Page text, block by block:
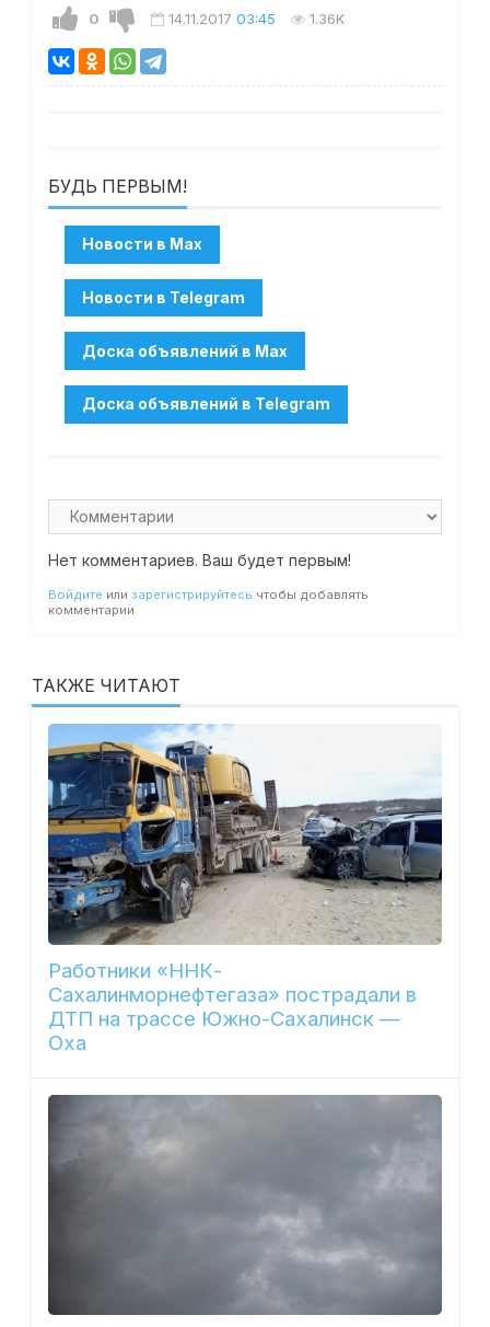
0 14.11.2017 03:45 1.36K
БУДЬ ПЕРВЫМ!
Нет комментариев. Ваш будет первым!
Войдите или зарегистрируйтесь чтобы добавлять
комментарии
ТАКЖЕ ЧИТАЮТ
Работники «ННК-
Сахалинморнефтегаза» пострадали в
ДТП на трассе Южно-Сахалинск —
Оха